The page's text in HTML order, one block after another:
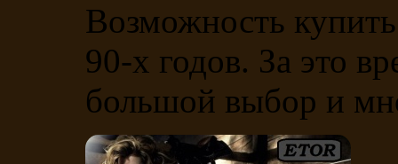
Возможность
90-х годов. За это
большой выбор и